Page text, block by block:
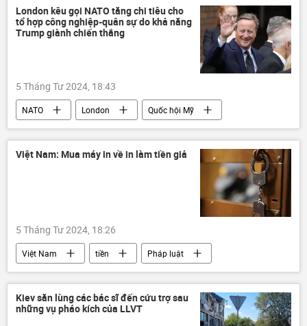
Bộ Ngoại giao Việt Nam Kinh tế
London kêu gọi NATO tăng chi tiêu cho
tổ hợp công nghiệp-quân sự do khả năng
Trump giành chiến thắng
5 Tháng Tư 2024, 18:43
NATO London
Quốc hội Mỹ
Donald Trump
Hoa Kỳ
Thế giới
bầu cử
bầu cử Tổng thống Hoa Kỳ
Việt Nam: Mua máy in về in làm tiền giả
5 Tháng Tư 2024, 18:26
Việt Nam tiền
Pháp luật
vi phạm
Trà Vinh
Bến Tre
cơ quan an ninh
công an
điều tra
Xã hội
Kiev săn lùng các bác sĩ đến cứu trợ sau
những vụ pháo kích của LLVT